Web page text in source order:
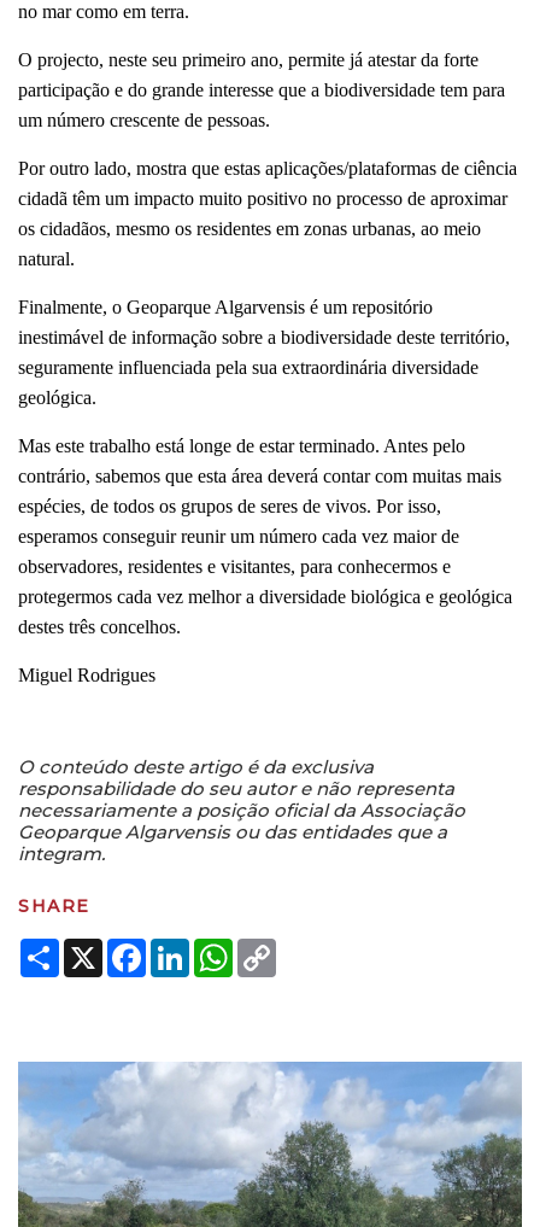
no mar como em terra.
O projecto, neste seu primeiro ano, permite já atestar da forte
participação e do grande interesse que a biodiversidade tem para
um número crescente de pessoas.
Por outro lado, mostra que estas aplicações/plataformas de ciência
cidadã têm um impacto muito positivo no processo de aproximar
os cidadãos, mesmo os residentes em zonas urbanas, ao meio
natural.
Finalmente, o Geoparque Algarvensis é um repositório
inestimável de informação sobre a biodiversidade deste território,
seguramente influenciada pela sua extraordinária diversidade
geológica.
Mas este trabalho está longe de estar terminado. Antes pelo
contrário, sabemos que esta área deverá contar com muitas mais
espécies, de todos os grupos de seres de vivos. Por isso,
esperamos conseguir reunir um número cada vez maior de
observadores, residentes e visitantes, para conhecermos e
protegermos cada vez melhor a diversidade biológica e geológica
destes três concelhos.
Miguel Rodrigues
O conteúdo deste artigo é da exclusiva
responsabilidade do seu autor e não representa
necessariamente a posição oficial da Associação
Geoparque Algarvensis ou das entidades que a
integram.
SHARE
Share
X Facebook
LinkedInWhatsApp